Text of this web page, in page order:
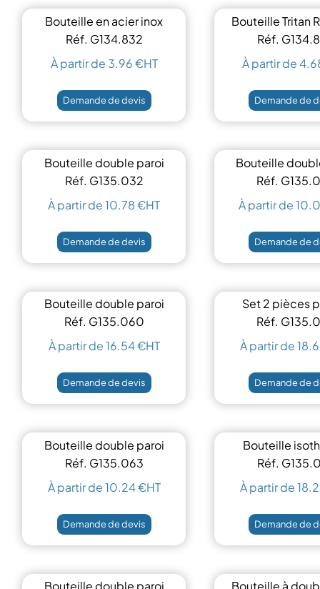
Bouteille en acier inox
650ml
Réf. G134.832
À partir de 3.96 €HT
Demande de devis
Bouteille Tritan
500ml
Réf.
À partir de
Demande de
Bouteille double paroi
660 ml
Réf. G135.032
À partir de 10.78 €HT
Demande de devis
Bouteille
420 ml.
Réf.
À partir de
Demande de
Bouteille double paroi
500ml
Réf. G135.060
À partir de 16.54 €HT
Demande de devis
Set 2 pièces
déjeune
Réf.
À partir de
Demande de
Bouteille double paroi
500 ml
Réf. G135.063
À partir de 10.24 €HT
Demande de devis
Bouteille
400ml
Réf.
À partir de
Demande de